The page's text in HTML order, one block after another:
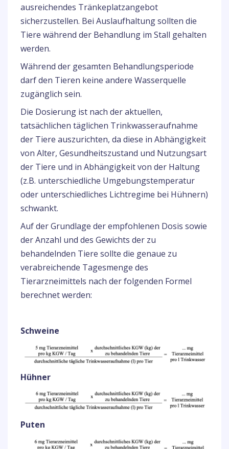
ausreichendes Tränkeplatzangebot
sicherzustellen. Bei Auslaufhaltung sollten die
Tiere während der Behandlung im Stall gehalten
werden.
Während der gesamten Behandlungsperiode
darf den Tieren keine andere Wasserquelle
zugänglich sein.
Die Dosierung ist nach der aktuellen,
tatsächlichen täglichen Trinkwasseraufnahme
der Tiere auszurichten, da diese in Abhängigkeit
von Alter, Gesundheitszustand und Nutzungsart
der Tiere und in Abhängigkeit von der Haltung
(z.B. unterschiedliche Umgebungstemperatur
oder unterschiedliches Lichtregime bei Hühnern)
schwankt.
Auf der Grundlage der empfohlenen Dosis sowie
der Anzahl und des Gewichts der zu
behandelnden Tiere sollte die genaue zu
verabreichende Tagesmenge des
Tierarzneimittels nach der folgenden Formel
berechnet werden:
Schweine
Hühner
Puten